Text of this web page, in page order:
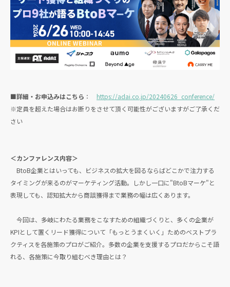
■詳細・お申込みはこちら ： https://adai.co.jp/20240626_conference/
※定員を超えた場合はお断りをさせて頂く可能性がございますがご了承くだ
さい
＜カンファレンス内容＞
BtoB企業とはいっても、ビジネスの拡大を図るならばどこかで注力する
タイミングが来るのがマーケティング活動。しかし一口に"BtoBマーケ"と
表現しても、認知拡大から商談獲得まで業務の幅は広くあります。
今回は、多岐にわたる業務をこなすための組織づくりと、多くの企業が
KPIとして置くリード獲得について「もっとうまくいく」ためのベストプラ
クティスを各施策のプロがご紹介。多数の企業を支援するプロだからこそ語
れる、各施策に今取り組むべき理由とは？